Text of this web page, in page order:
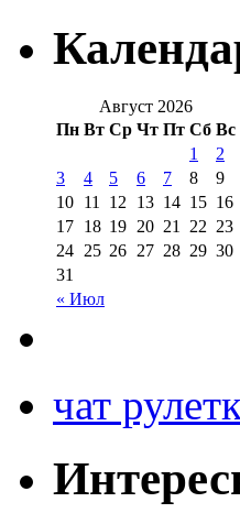
Август 2026
Пн Вт Ср Чт Пт Сб Вс
« Июл
1
2
3
4 5 6 7 8
9
10 11 12 13 14 15 16
17 18 19 20 21 22 23
24 25 26 27 28 29 30
31
чат